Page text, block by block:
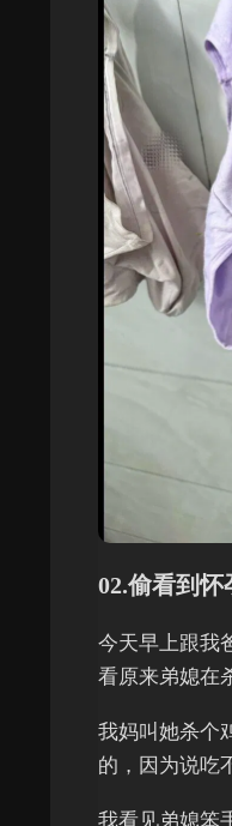
02.偷看到
今天早上跟我
看原来弟媳在
我妈叫她杀个
的，因为说吃
我看见弟媳笨